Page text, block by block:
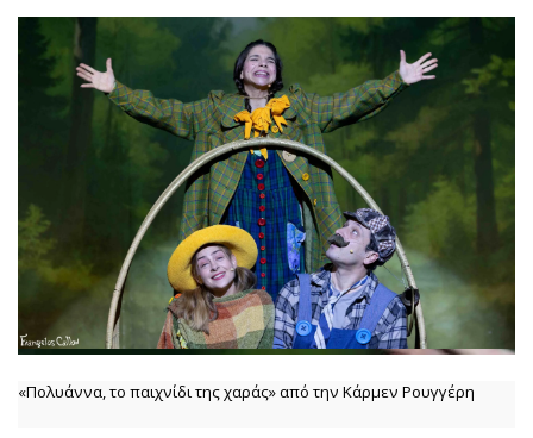
«Πολυάννα, το παιχνίδι της χαράς» από την Κάρμεν Ρουγγέρη